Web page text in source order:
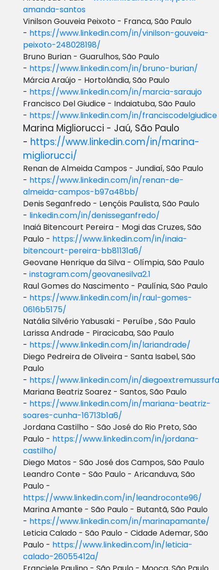
amanda-santos
Vinilson Gouveia Peixoto - Franca, São Paulo
- https://www.linkedin.com/in/vinilson-gouveia-
peixoto-248028198/
Bruno Burian - Guarulhos, São Paulo
- https://www.linkedin.com/in/bruno-burian/
Márcia Araújo - Hortolândia, São Paulo
- https://www.linkedin.com/in/marcia-saraujo
Francisco Del Giudice - Indaiatuba, São Paulo
- https://www.linkedin.com/in/franciscodelgiudice
Marina Migliorucci - Jaú, São Paulo
- https://www.linkedin.com/in/marina-
migliorucci/
Renan de Almeida Campos - Jundiaí, São Paulo
- https://www.linkedin.com/in/renan-de-
almeida-campos-b97a48bb/
Denis Seganfredo - Lençóis Paulista, São Paulo
- linkedin.com/in/denisseganfredo/
Inaiá Bitencourt Pereira - Mogi das Cruzes, São
Paulo - https://www.linkedin.com/in/inaia-
bitencourt-pereira-bb81131a6/
Geovane Henrique da Silva - Olímpia, São Paulo
- instagram.com/geovanesilva2.1
Raul Gomes do Nascimento - Paulínia, São Paulo
- https://www.linkedin.com/in/raul-gomes-
0616b5175/
Natália Silvério Yabusaki - Peruíbe , São Paulo
Larissa Andrade - Piracicaba, São Paulo
- https://www.linkedin.com/in/lariandrade/
Diego Pedreira de Oliveira - Santa Isabel, São
Paulo
- https://www.linkedin.com/in/
Mariana Beatriz Soarez - Santos, São Paulo
- https://www.linkedin.com/in/mariana-beatriz-
soares-cunha-16713b1a6/
Jordana Castilho - São José do Rio Preto, São
Paulo - https://www.linkedin.com/in/jordana-
castilho/
Diego Matos - São José dos Campos, São Paulo
Leandro Conte - São Paulo - Aricanduva, São
Paulo -
https://www.linkedin.com/in/leandroconte96/
Marina Amante - São Paulo - Butantã, São Paulo
- https://www.linkedin.com/in/marinapamante/
Leticia Calado - São Paulo - Cidade Ademar, São
Paulo - https://www.linkedin.com/in/leticia-
calado-26055412a/